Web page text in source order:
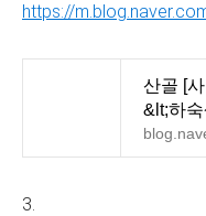
https://
산골 [
&lt;하
3.